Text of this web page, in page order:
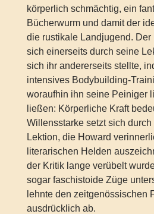
körperlich schmächtig, ein
Bücherwurm und damit der
die rustikale Landjugend. Der
sich einerseits durch seine
sich ihr andererseits stellte,
intensives Bodybuilding-
woraufhin ihn seine Peiniger
ließen: Körperliche Kraft
Willensstarke setzt sich
Lektion, die Howard
literarischen Helden
der Kritik lange verübelt
sogar faschistoide Züge
lehnte den zeitgenössischen
ausdrücklich ab.